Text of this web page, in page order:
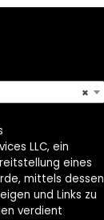
×
LLC, ein
eines
mittels dessen
und Links zu
verdient